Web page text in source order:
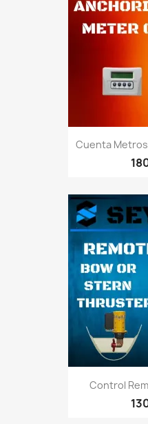
Cuenta
Control